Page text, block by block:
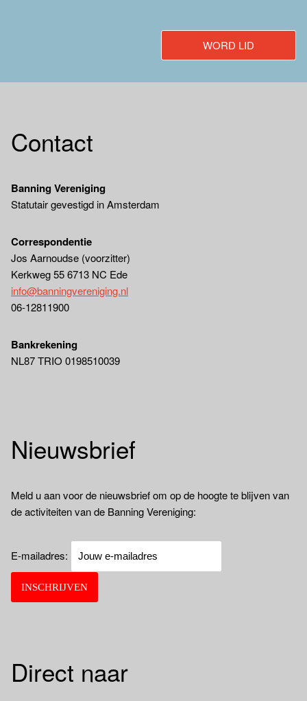
WORD LID
Contact
Banning Vereniging
Statutair gevestigd in Amsterdam
Correspondentie
Jos Aarnoudse (voorzitter)
Kerkweg 55 6713 NC Ede
info@banningvereniging.nl
06-12811900
Bankrekening
NL87 TRIO 0198510039
Nieuwsbrief
Meld u aan voor de nieuwsbrief om op de hoogte te blijven van
de activiteiten van de Banning Vereniging:
E-mailadres:
Direct naar